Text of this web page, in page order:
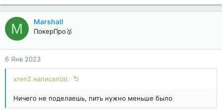
M Marshall
ПокерПро🥈
6 Янв 2023
xren2 написал(а):
Ничего не поделаешь, пить нужно меньше было